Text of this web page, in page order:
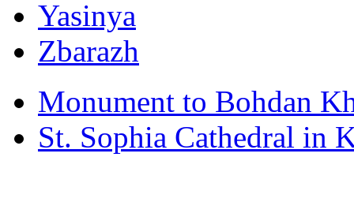
Yasinya
Zbarazh
Monument to Bohdan
St. Sophia Cathedral in